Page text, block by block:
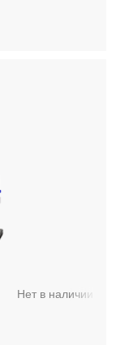
Нет в наличии